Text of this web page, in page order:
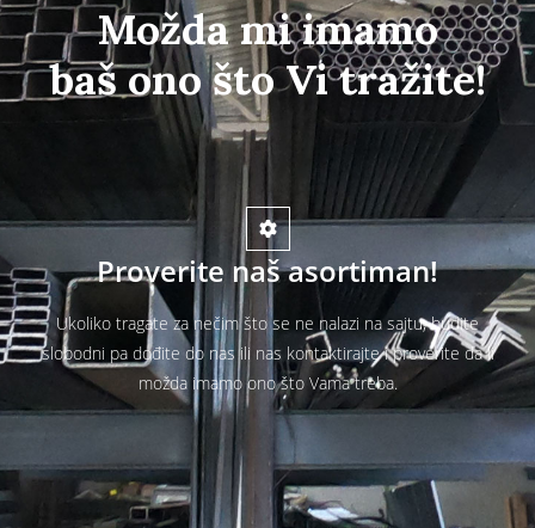
Možda mi imamo
baš ono što Vi tražite!
Proverite naš asortiman!
Ukoliko tragate za nečim što se ne nalazi na sajtu, budite
slobodni pa dođite do nas ili nas kontaktirajte i proverite da li
možda imamo ono što Vama treba.